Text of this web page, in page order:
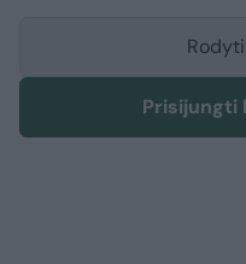
Prisijungti